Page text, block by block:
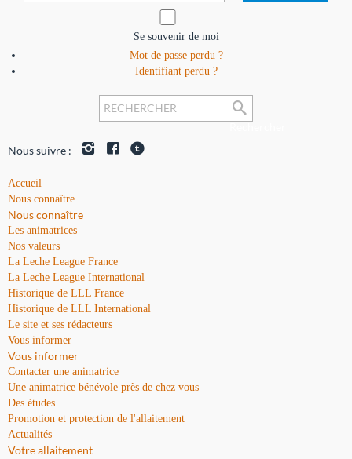
Se souvenir de moi
Mot de passe perdu ?
Identifiant perdu ?
Nous suivre :
Accueil
Nous connaître
Nous connaître
Les animatrices
Nos valeurs
La Leche League France
La Leche League International
Historique de LLL France
Historique de LLL International
Le site et ses rédacteurs
Vous informer
Vous informer
Contacter une animatrice
Une animatrice bénévole près de chez vous
Des études
Promotion et protection de l'allaitement
Actualités
Votre allaitement